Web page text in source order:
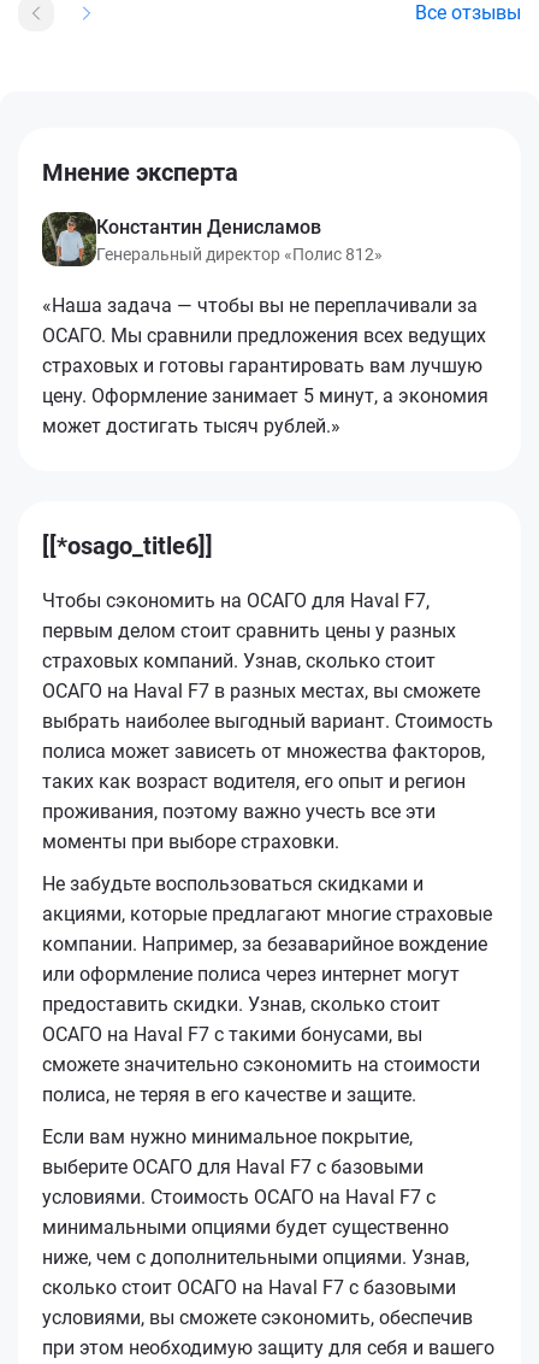
Все отзывы
Мнение эксперта
Константин Денисламов
Генеральный директор «Полис 812»
«Наша задача — чтобы вы не переплачивали за
ОСАГО. Мы сравнили предложения всех ведущих
страховых и готовы гарантировать вам лучшую
цену. Оформление занимает 5 минут, а экономия
может достигать тысяч рублей.»
[[*osago_title6]]
Чтобы сэкономить на ОСАГО для Haval F7,
первым делом стоит сравнить цены у разных
страховых компаний. Узнав, сколько стоит
ОСАГО на Haval F7 в разных местах, вы сможете
выбрать наиболее выгодный вариант. Стоимость
полиса может зависеть от множества факторов,
таких как возраст водителя, его опыт и регион
проживания, поэтому важно учесть все эти
моменты при выборе страховки.
Не забудьте воспользоваться скидками и
акциями, которые предлагают многие страховые
компании. Например, за безаварийное вождение
или оформление полиса через интернет могут
предоставить скидки. Узнав, сколько стоит
ОСАГО на Haval F7 с такими бонусами, вы
сможете значительно сэкономить на стоимости
полиса, не теряя в его качестве и защите.
Если вам нужно минимальное покрытие,
выберите ОСАГО для Haval F7 с базовыми
условиями. Стоимость ОСАГО на Haval F7 с
минимальными опциями будет существенно
ниже, чем с дополнительными опциями. Узнав,
сколько стоит ОСАГО на Haval F7 с базовыми
условиями, вы сможете сэкономить, обеспечив
при этом необходимую защиту для себя и вашего